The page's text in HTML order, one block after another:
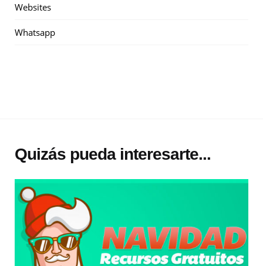
Websites
Whatsapp
Quizás pueda interesarte...